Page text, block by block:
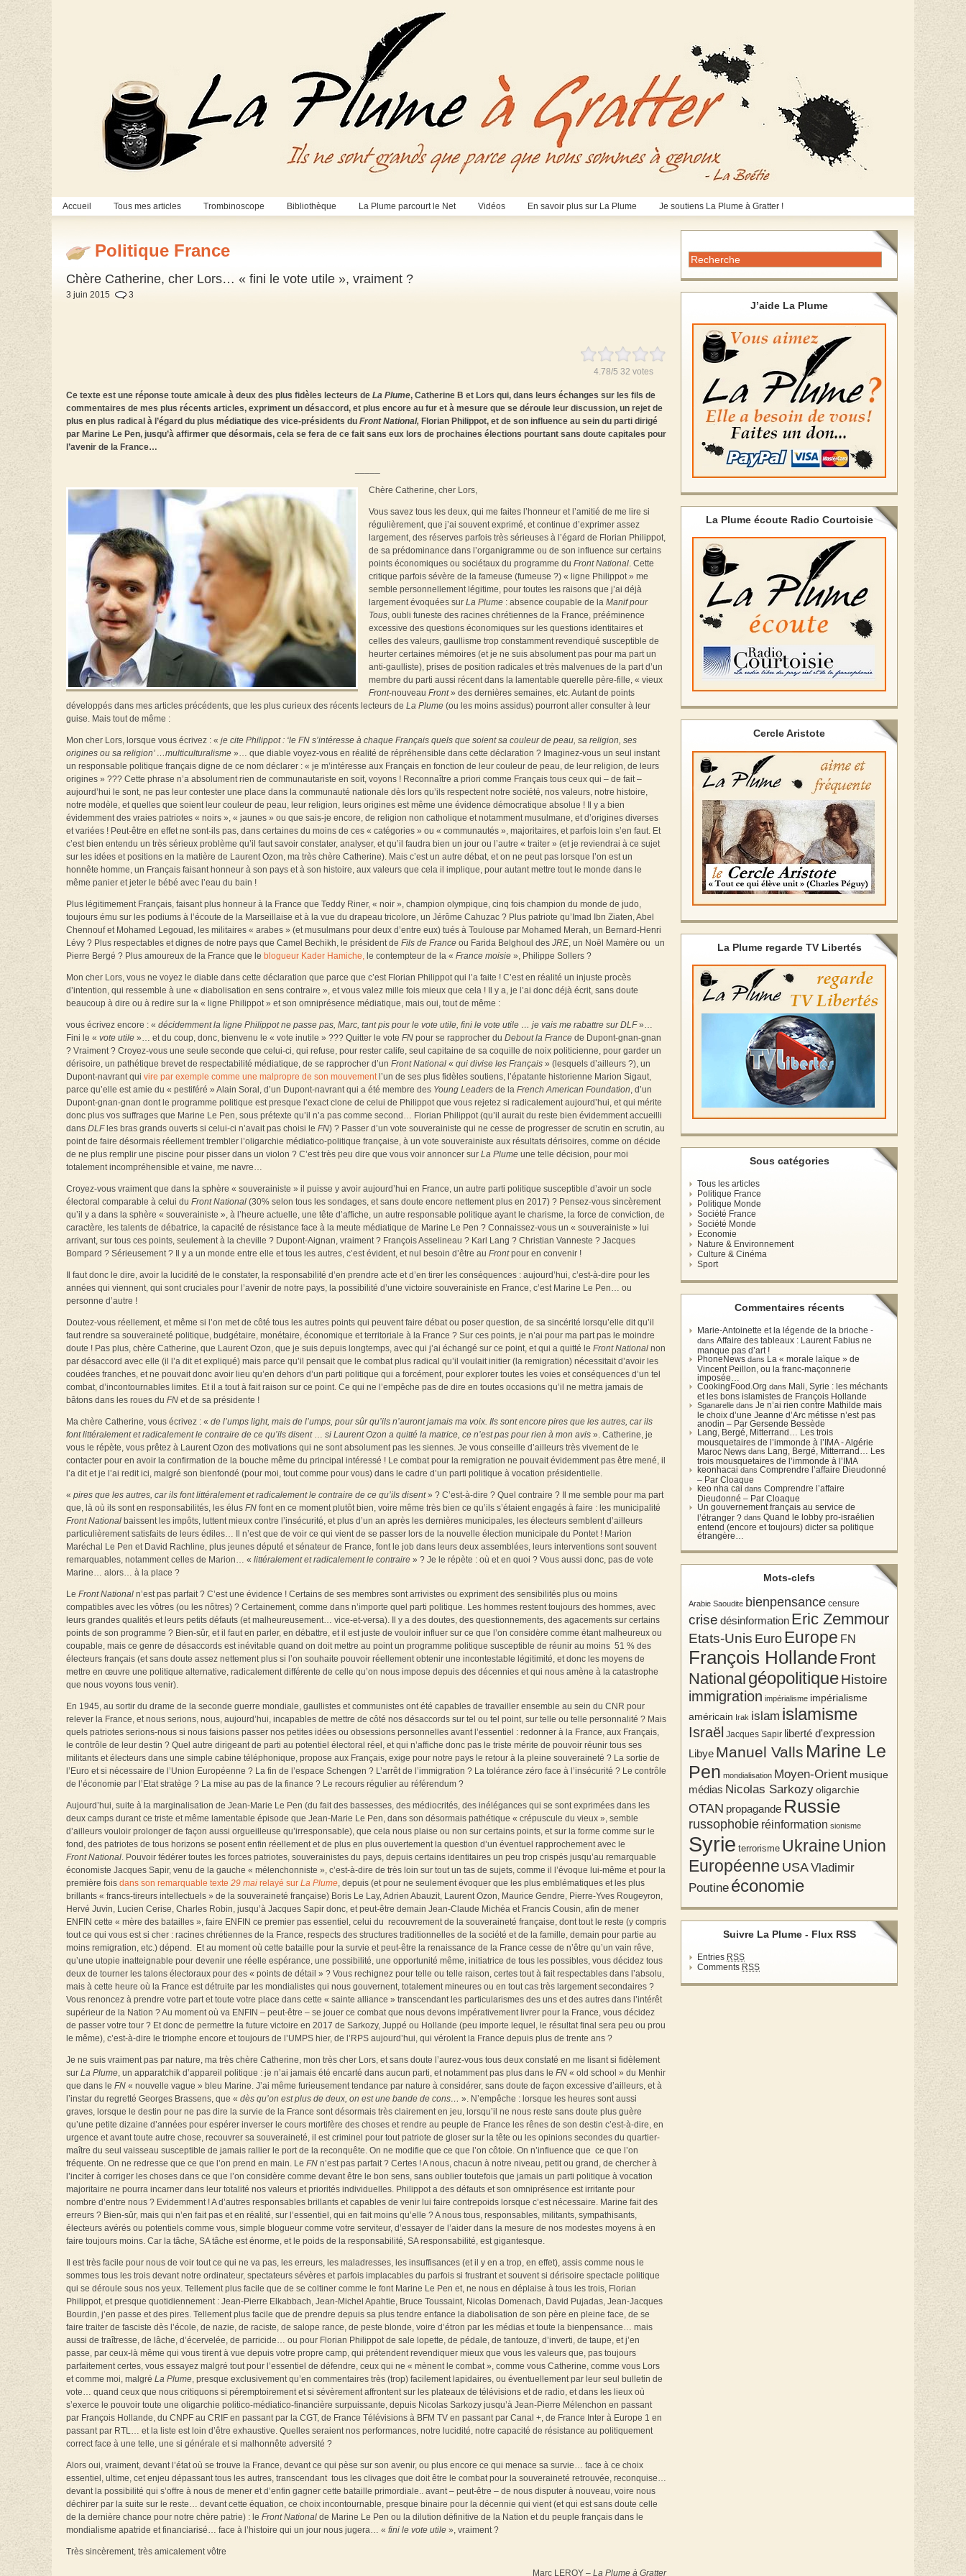
Accueil Tous mes articles Trombinoscope Bibliothèque La Plume parcourt le Net Vidéos En savoir plus sur La Plume Je soutiens La Plume à Gratter !
Politique France
Chère Catherine, cher Lors… « fini le vote utile », vraiment ?
3 juin 2015 3
4.78/5 32 votes
Ce texte est une réponse toute amicale à deux des plus fidèles lecteurs de La Plume, Catherine B et Lors qui, dans leurs échanges sur les fils de
commentaires de mes plus récents articles, expriment un désaccord, et plus encore au fur et à mesure que se déroule leur discussion, un rejet de
plus en plus radical à l’égard du plus médiatique des vice-présidents du Front National, Florian Philippot, et de son influence au sein du parti dirigé
par Marine Le Pen, jusqu’à affirmer que désormais, cela se fera de ce fait sans eux lors de prochaines élections pourtant sans doute capitales pour
l’avenir de la France…
Chère Catherine, cher Lors,
Vous savez tous les deux, qui me faites l’honneur et l’amitié de me lire si
régulièrement, que j’ai souvent exprimé, et continue d’exprimer assez
largement, des réserves parfois très sérieuses à l’égard de Florian Philippot,
de sa prédominance dans l’organigramme ou de son influence sur certains
points économiques ou sociétaux du programme du Front National. Cette
critique parfois sévère de la fameuse (fumeuse ?) « ligne Philippot » me
semble personnellement légitime, pour toutes les raisons que j’ai déjà
largement évoquées sur La Plume : absence coupable de la Manifpour
Tous, oubli funeste des racines chrétiennes de la France, prééminence
excessive des questions économiques sur les questions identitaires et
celles des valeurs, gaullisme trop constamment revendiqué susceptible de
heurter certaines mémoires (et je ne suis absolument pas pour ma part un
anti-gaulliste), prises de position radicales et très malvenues de la part d’un
membre du parti aussi récent dans la lamentable querelle père-fille, « vieux
Front-nouveau Front» des dernières semaines, etc. Autant de points
développés dans mes articles précédents, que les plus curieux des récents lecteurs de La Plume (ou les moins assidus) pourront aller consulter à leur
guise. Mais tout de même :
Mon cher Lors, lorsque vous écrivez : « je cite Philippot : ‘le FN s’intéresse à chaque Français quels que soient sa couleur de peau, sa religion, ses
origines ou sa religion’ …multiculturalisme »… que diable voyez-vous en réalité de répréhensible dans cette déclaration ? Imaginez-vous un seul instant
un responsable politique français digne de ce nom déclarer : « je m’intéresse aux Français en fonction de leur couleur de peau, de leur religion, de leurs
origines » ??? Cette phrase n’a absolument rien de communautariste en soit, voyons ! Reconnaître a priori comme Français tous ceux qui – de fait –
aujourd’hui le sont, ne pas leur contester une place dans la communauté nationale dès lors qu’ils respectent notre société, nos valeurs, notre histoire,
notre modèle, et quelles que soient leur couleur de peau, leur religion, leurs origines est même une évidence démocratique absolue ! Il y a bien
évidemment des vraies patriotes « noirs », « jaunes » ou que sais-je encore, de religion non catholique et notamment musulmane, et d’origines diverses
et variées ! Peut-être en effet ne sont-ils pas, dans certaines du moins de ces « catégories » ou « communautés », majoritaires, et parfois loin s’en faut. Et
c’est bien entendu un très sérieux problème qu’il faut savoir constater, analyser, et qu’il faudra bien un jour ou l’autre « traiter » (et je reviendrai à ce sujet
sur les idées et positions en la matière de Laurent Ozon, ma très chère Catherine). Mais c’est un autre débat, et on ne peut pas lorsque l’on est un
honnête homme, un Français faisant honneur à son pays et à son histoire, aux valeurs que cela il implique, pour autant mettre tout le monde dans le
même panier et jeter le bébé avec l’eau du bain !
Plus légitimement Français, faisant plus honneur à la France que Teddy Riner, « noir », champion olympique, cinq fois champion du monde de judo,
toujours ému sur les podiums à l’écoute de la Marseillaise et à la vue du drapeau tricolore, un Jérôme Cahuzac ? Plus patriote qu’Imad Ibn Ziaten, Abel
Chennouf et Mohamed Legouad, les militaires « arabes » (et musulmans pour deux d’entre eux) tués à Toulouse par Mohamed Merah, un Bernard-Henri
Lévy ? Plus respectables et dignes de notre pays que Camel Bechikh, le président de Fils de France ou Farida Belghoul des JRE, un Noël Mamère ou un
Pierre Bergé ? Plus amoureux de la France que le blogueur Kader Hamiche, le contempteur de la « France moisie », Philippe Sollers ?
Mon cher Lors, vous ne voyez le diable dans cette déclaration que parce que c’est Florian Philippot qui l’a faite ! C’est en réalité un injuste procès
d’intention, qui ressemble à une « diabolisation en sens contraire », et vous valez mille fois mieux que cela ! Il y a, je l’ai donc déjà écrit, sans doute
beaucoup à dire ou à redire sur la « ligne Philippot » et son omniprésence médiatique, mais oui, tout de même :
vous écrivez encore : « décidemment la ligne Philippot ne passe pas, Marc, tant pis pour le vote utile, fini le vote utile … je vais me rabattre sur DLF»…
Fini le « vote utile »… et du coup, donc, bienvenu le « vote inutile » ??? Quitter le vote FN pour se rapprocher du Debout la France de Dupont-gnan-gnan
? Vraiment ? Croyez-vous une seule seconde que celui-ci, qui refuse, pour rester calife, seul capitaine de sa coquille de noix politicienne, pour garder un
dérisoire, un pathétique brevet de respectabilité médiatique, de se rapprocher d’un Front National « qui divise les Français » (lesquels d’ailleurs ?), un
Dupont-navrant qui vire par exemple comme une malpropre de son mouvementl’un de ses plus fidèles soutiens, l’épatante historienne Marion Sigaut,
parce qu’elle est amie du « pestiféré » Alain Soral, d’un Dupont-navrant qui a été membre des Young Leaders de la French American Foundation, d’un
Dupont-gnan-gnan dont le programme politique est presque l’exact clone de celui de Philippot que vous rejetez si radicalement aujourd’hui, et qui mérite
donc plus vos suffrages que Marine Le Pen, sous prétexte qu’il n’a pas comme second… Florian Philippot (qu’il aurait du reste bien évidemment accueilli
dans DLFles bras grands ouverts si celui-ci n’avait pas choisi le FN) ? Passer d’un vote souverainiste qui ne cesse de progresser de scrutin en scrutin, au
point de faire désormais réellement trembler l’oligarchie médiatico-politique française, à un vote souverainiste aux résultats dérisoires, comme on décide
de ne plus remplir une piscine pour pisser dans un violon ? C’est très peu dire que vous voir annoncer sur La Plume une telle décision, pour moi
totalement incompréhensible et vaine, me navre…
Croyez-vous vraiment que dans la sphère « souverainiste » il puisse y avoir aujourd’hui en France, un autre parti politique susceptible d’avoir un socle
électoral comparable à celui du Front National (30% selon tous les sondages, et sans doute encore nettement plus en 2017) ? Pensez-vous sincèrement
qu’il y a dans la sphère « souverainiste », à l’heure actuelle, une tête d’affiche, un autre responsable politique ayant le charisme, la force de conviction, de
caractère, les talents de débatrice, la capacité de résistance face à la meute médiatique de Marine Le Pen ? Connaissez-vous un « souverainiste » lui
arrivant, sur tous ces points, seulement à la cheville ? Dupont-Aignan, vraiment ? François Asselineau ? Karl Lang ? Christian Vanneste ? Jacques
Bompard ? Sérieusement ? Il y a un monde entre elle et tous les autres, c’est évident, et nul besoin d’être au Frontpour en convenir !
Il faut donc le dire, avoir la lucidité de le constater, la responsabilité d’en prendre acte et d’en tirer les conséquences : aujourd’hui, c’est-à-dire pour les
années qui viennent, qui sont cruciales pour l’avenir de notre pays, la possibilité d’une victoire souverainiste en France, c’est Marine Le Pen… ou
personne d’autre !
Doutez-vous réellement, et même si l’on met de côté tous les autres points qui peuvent faire débat ou poser question, de sa sincérité lorsqu’elle dit qu’il
faut rendre sa souveraineté politique, budgétaire, monétaire, économique et territoriale à la France ? Sur ces points, je n’ai pour ma part pas le moindre
doute ! Pas plus, chère Catherine, que Laurent Ozon, que je suis depuis longtemps, avec qui j’ai échangé sur ce point, et qui a quitté le Front National non
par désaccord avec elle (il l’a dit et expliqué) mais parce qu’il pensait que le combat plus radical qu’il voulait initier (la remigration) nécessitait d’avoir les
coudées franches, et ne pouvait donc avoir lieu qu’en dehors d’un parti politique qui a forcément, pour explorer toutes les voies et conséquences d’un tel
combat, d’incontournables limites. Et il a tout à fait raison sur ce point. Ce qui ne l’empêche pas de dire en toutes occasions qu’il ne mettra jamais de
bâtons dans les roues du FN et de sa présidente !
Ma chère Catherine, vous écrivez : « de l’umps light, mais de l’umps, pour sûr qu’ils n’auront jamais ma voix. Ils sont encore pires que les autres, car ils
font littéralement et radicalement le contraire de ce qu’ils disent … si Laurent Ozon a quitté la matrice, ce n’est pas pour rien à mon avis ». Catherine, je
vous le répète, vous prêtez à Laurent Ozon des motivations qui ne sont absolument pas les siennes. Je vous conseille d’ailleurs très vivement de le
contacter pour en avoir la confirmation de la bouche même du principal intéressé ! Le combat pour la remigration ne pouvait évidemment pas être mené, il
l’a dit et je l’ai redit ici, malgré son bienfondé (pour moi, tout comme pour vous) dans le cadre d’un parti politique à vocation présidentielle.
« pires que les autres, car ils font littéralement et radicalement le contraire de ce qu’ils disent» ? C’est-à-dire ? Quel contraire ? Il me semble pour ma part
que, là où ils sont en responsabilités, les élus FN font en ce moment plutôt bien, voire même très bien ce qu’ils s’étaient engagés à faire : les municipalité
Front National baissent les impôts, luttent mieux contre l’insécurité, et plus d’un an après les dernières municipales, les électeurs semblent d’ailleurs
particulièrement satisfaits de leurs édiles… Il n’est que de voir ce qui vient de se passer lors de la nouvelle élection municipale du Pontet ! Marion
Maréchal Le Pen et David Rachline, plus jeunes député et sénateur de France, font le job dans leurs deux assemblées, leurs interventions sont souvent
remarquables, notamment celles de Marion… « littéralement et radicalement le contraire » ? Je le répète : où et en quoi ? Vous aussi donc, pas de vote
Marine… alors… à la place ?
Le Front National n’est pas parfait ? C’est une évidence ! Certains de ses membres sont arrivistes ou expriment des sensibilités plus ou moins
compatibles avec les vôtres (ou les nôtres) ? Certainement, comme dans n’importe quel parti politique. Les hommes restent toujours des hommes, avec
leurs grandes qualités et leurs petits défauts (et malheureusement… vice-et-versa). Il y a des doutes, des questionnements, des agacements sur certains
points de son programme ? Bien-sûr, et il faut en parler, en débattre, et il est juste de vouloir influer sur ce que l’on considère comme étant malheureux ou
coupable, mais ce genre de désaccords est inévitable quand on doit mettre au point un programme politique susceptible de réunir au moins 51 % des
électeurs français (et sans doute assez nettement plus si l’on souhaite pouvoir réellement obtenir une incontestable légitimité, et donc les moyens de
mettre en œuvre une politique alternative, radicalement différente de celle qu’on nous impose depuis des décennies et qui nous amène à la catastrophe
que nous voyons tous venir).
En 1945, au sortir du drame de la seconde guerre mondiale, gaullistes et communistes ont été capables de travailler ensemble au sein du CNR pour
relever la France, et nous serions, nous, aujourd’hui, incapables de mettre de côté nos désaccords sur tel ou tel point, sur telle ou telle personnalité ? Mais
quels patriotes serions-nous si nous faisions passer nos petites idées ou obsessions personnelles avant l’essentiel : redonner à la France, aux Français,
le contrôle de leur destin ? Quel autre dirigeant de parti au potentiel électoral réel, et qui n’affiche donc pas le triste mérite de pouvoir réunir tous ses
militants et électeurs dans une simple cabine téléphonique, propose aux Français, exige pour notre pays le retour à la pleine souveraineté ? La sortie de
l’Euro et si nécessaire de l’Union Européenne ? La fin de l’espace Schengen ? L’arrêt de l’immigration ? La tolérance zéro face à l’insécurité ? Le contrôle
de l’économie par l’Etat stratège ? La mise au pas de la finance ? Le recours régulier au référendum ?
Aujourd’hui, suite à la marginalisation de Jean-Marie Le Pen (du fait des bassesses, des médiocrités, des inélégances qui se sont exprimées dans les
deux camps durant ce triste et même lamentable épisode que Jean-Marie Le Pen, dans son désormais pathétique « crépuscule du vieux », semble
d’ailleurs vouloir prolonger de façon aussi orgueilleuse qu’irresponsable), que cela nous plaise ou non sur certains points, et sur la forme comme sur le
fond, des patriotes de tous horizons se posent enfin réellement et de plus en plus ouvertement la question d’un éventuel rapprochement avec le
Front National. Pouvoir fédérer toutes les forces patriotes, souverainistes du pays, depuis certains identitaires un peu trop crispés jusqu’au remarquable
économiste Jacques Sapir, venu de la gauche « mélenchonniste », c’est-à-dire de très loin sur tout un tas de sujets, comme il l’évoque lui-même et pour la
première fois dans son remarquable texte 29 mai relayé sur La Plume, depuis (et pour ne seulement évoquer que les plus emblématiques et les plus
brillants « francs-tireurs intellectuels » de la souveraineté française) Boris Le Lay, Adrien Abauzit, Laurent Ozon, Maurice Gendre, Pierre-Yves Rougeyron,
Hervé Juvin, Lucien Cerise, Charles Robin, jusqu’à Jacques Sapir donc, et peut-être demain Jean-Claude Michéa et Francis Cousin, afin de mener
ENFIN cette « mère des batailles », faire ENFIN ce premier pas essentiel, celui du recouvrement de la souveraineté française, dont tout le reste (y compris
tout ce qui vous est si cher : racines chrétiennes de la France, respects des structures traditionnelles de la société et de la famille, demain pour partie au
moins remigration, etc.) dépend. Et au moment où cette bataille pour la survie et peut-être la renaissance de la France cesse de n’être qu’un vain rêve,
qu’une utopie inatteignable pour devenir une réelle espérance, une possibilité, une opportunité même, initiatrice de tous les possibles, vous décidez tous
deux de tourner les talons électoraux pour des « points de détail » ? Vous rechignez pour telle ou telle raison, certes tout à fait respectables dans l’absolu,
mais à cette heure où la France est détruite par les mondialistes qui nous gouvernent, totalement mineures ou en tout cas très largement secondaires ?
Vous renoncez à prendre votre part et toute votre place dans cette « sainte alliance » transcendant les particularismes des uns et des autres dans l’intérêt
supérieur de la Nation ? Au moment où va ENFIN – peut-être – se jouer ce combat que nous devons impérativement livrer pour la France, vous décidez
de passer votre tour ? Et donc de permettre la future victoire en 2017 de Sarkozy, Juppé ou Hollande (peu importe lequel, le résultat final sera peu ou prou
le même), c’est-à-dire le triomphe encore et toujours de l’UMPS hier, de l’RPS aujourd’hui, qui vérolent la France depuis plus de trente ans ?
Je ne suis vraiment pas par nature, ma très chère Catherine, mon très cher Lors, et sans doute l’aurez-vous tous deux constaté en me lisant si fidèlement
sur La Plume, un apparatchik d’appareil politique : je n’ai jamais été encarté dans aucun parti, et notamment pas plus dans le FN « old school » du Menhir
que dans le FN « nouvelle vague » bleu Marine. J’ai même furieusement tendance par nature à considérer, sans doute de façon excessive d’ailleurs, et à
l’instar du regretté Georges Brassens, que « dès qu’on est plus de deux, on est une bande de cons… ». N’empêche : lorsque les heures sont aussi
graves, lorsque le destin pour ne pas dire la survie de la France sont désormais très clairement en jeu, lorsqu’il ne nous reste sans doute plus guère
qu’une petite dizaine d’années pour espérer inverser le cours mortifère des choses et rendre au peuple de France les rênes de son destin c’est-à-dire, en
urgence et avant toute autre chose, recouvrer sa souveraineté, il est criminel pour tout patriote de gloser sur la tête ou les opinions secondes du quartier-
maître du seul vaisseau susceptible de jamais rallier le port de la reconquête. On ne modifie que ce que l’on côtoie. On n’influence que ce que l’on
fréquente. On ne redresse que ce que l’on prend en main. Le FN n’est pas parfait ? Certes ! A nous, chacun à notre niveau, petit ou grand, de chercher à
l’inciter à corriger les choses dans ce que l’on considère comme devant être le bon sens, sans oublier toutefois que jamais un parti politique à vocation
majoritaire ne pourra incarner dans leur totalité nos valeurs et priorités individuelles. Philippot a des défauts et son omniprésence est irritante pour
nombre d’entre nous ? Evidemment ! A d’autres responsables brillants et capables de venir lui faire contrepoids lorsque c’est nécessaire. Marine fait des
erreurs ? Bien-sûr, mais qui n’en fait pas et en réalité, sur l’essentiel, qui en fait moins qu’elle ? A nous tous, responsables, militants, sympathisants,
électeurs avérés ou potentiels comme vous, simple blogueur comme votre serviteur, d’essayer de l’aider dans la mesure de nos modestes moyens à en
faire toujours moins. Car la tâche, SA tâche est énorme, et le poids de la responsabilité, SA responsabilité, est gigantesque.
Il est très facile pour nous de voir tout ce qui ne va pas, les erreurs, les maladresses, les insuffisances (et il y en a trop, en effet), assis comme nous le
sommes tous les trois devant notre ordinateur, spectateurs sévères et parfois implacables du parfois si frustrant et souvent si dérisoire spectacle politique
qui se déroule sous nos yeux. Tellement plus facile que de se coltiner comme le font Marine Le Pen et, ne nous en déplaise à tous les trois, Florian
Philippot, et presque quotidiennement : Jean-Pierre Elkabbach, Jean-Michel Apahtie, Bruce Toussaint, Nicolas Domenach, David Pujadas, Jean-Jacques
Bourdin, j’en passe et des pires. Tellement plus facile que de prendre depuis sa plus tendre enfance la diabolisation de son père en pleine face, de se
faire traiter de fasciste dès l’école, de nazie, de raciste, de salope rance, de peste blonde, voire d’étron par les médias et toute la bienpensance… mais
aussi de traîtresse, de lâche, d’écervelée, de parricide… ou pour Florian Philippot de sale lopette, de pédale, de tantouze, d’inverti, de taupe, et j’en
passe, par ceux-là même qui vous tirent à vue depuis votre propre camp, qui prétendent revendiquer mieux que vous les valeurs que, pas toujours
parfaitement certes, vous essayez malgré tout pour l’essentiel de défendre, ceux qui ne « mènent le combat », comme vous Catherine, comme vous Lors
et comme moi, malgré La Plume, presque exclusivement qu’en commentaires très (trop) facilement lapidaires, ou éventuellement par leur seul bulletin de
vote… quand ceux que nous critiquons si péremptoirement et si sévèrement affrontent sur les plateaux de télévisions et de radio, et dans les lieux où
s’exerce le pouvoir toute une oligarchie politico-médiatico-financière surpuissante, depuis Nicolas Sarkozy jusqu’à Jean-Pierre Mélenchon en passant
par François Hollande, du CNPF au CRIF en passant par la CGT, de France Télévisions à BFM TV en passant par Canal +, de France Inter à Europe 1 en
passant par RTL… et la liste est loin d’être exhaustive. Quelles seraient nos performances, notre lucidité, notre capacité de résistance au politiquement
correct face à une telle, une si générale et si malhonnête adversité ?
Alors oui, vraiment, devant l’état où se trouve la France, devant ce qui pèse sur son avenir, ou plus encore ce qui menace sa survie… face à ce choix
essentiel, ultime, cet enjeu dépassant tous les autres, transcendant tous les clivages que doit être le combat pour la souveraineté retrouvée, reconquise…
devant la possibilité qui s’offre à nous de mener et d’enfin gagner cette bataille primordiale.. avant – peut-être – de nous disputer à nouveau, voire nous
déchirer par la suite sur le reste… devant cette équation, ce choix incontournable, presque binaire pour la décennie qui vient (et qui est sans doute celle
de la dernière chance pour notre chère patrie) : le Front National de Marine Le Pen ou la dilution définitive de la Nation et du peuple français dans le
mondialisme apatride et financiarisé… face à l’histoire qui un jour nous jugera… « fini le vote utile », vraiment ?
Très sincèrement, très amicalement vôtre
Marc LEROY – La Plume à Gratter
J’aide La Plume
La Plume écoute Radio Courtoisie
Cercle Aristote
La Plume regarde TV Libertés
Sous catégories
Tous les articles
Politique France
Politique Monde
Société France
Société Monde
Economie
Nature & Environnement
Culture & Cinéma
Sport
Commentaires récents
Marie-Antoinette et la légende de la brioche -
dans Affaire des tableaux : Laurent Fabius ne
manque pas d’art !
PhoneNews dans La « morale laïque » de
Vincent Peillon, ou la franc-maçonnerie
imposée…
CookingFood.Org dans Mali, Syrie : les méchants
et les bons islamistes de François Hollande
Sganarelle dans Je n’ai rien contre Mathilde mais
le choix d’une Jeanne d’Arc métisse n’est pas
anodin – Par Gersende Bessède
Lang, Bergé, Mitterrand… Les trois
mousquetaires de l’immonde à l’IMA - Algérie
Maroc News dans Lang, Bergé, Mitterrand… Les
trois mousquetaires de l’immonde à l’IMA
keonhacai dans Comprendre l’affaire Dieudonné
– Par Cloaque
keo nha cai dans Comprendre l’affaire
Dieudonné – Par Cloaque
Un gouvernement français au service de
l’étranger ? dans Quand le lobby pro-israélien
entend (encore et toujours) dicter sa politique
étrangère…
Mots-clefs
Arabie Saoudite bienpensance censure
crise désinformation Eric Zemmour
Etats-Unis Euro Europe FN
François HollandeFront
National géopolitiqueHistoire
immigration impérialisme impérialisme
américain Irak islam islamisme
Israël Jacques Sapir liberté d'expression
Libye Manuel Valls Marine Le
Pen mondialisation Moyen-Orient musique
médias Nicolas Sarkozyoligarchie
OTAN propagande Russie
russophobie réinformation sionisme
Syrie terrorisme Ukraine Union
Européenne USAVladimir
Poutine économie
Suivre La Plume - Flux RSS
Entries RSS
Comments RSS